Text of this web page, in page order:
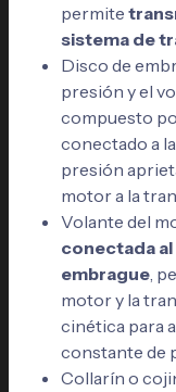
permite
sistema de
Disco de
presión y el
compuesto
conectado a
presión
motor a la
Volante del
conectada
embrague,
motor y la
cinética para
constante de
Collarín o